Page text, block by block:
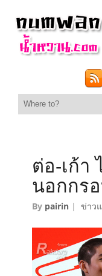
ต่อ-เก้า
นอกกร
By pairin |ข่าว